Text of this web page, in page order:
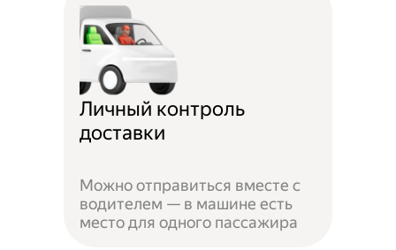
Личный контроль
доставки
Можно отправиться вместе с
водителем — в машине есть
место для одного пассажира